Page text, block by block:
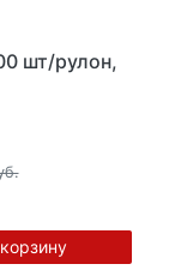
шт/рулон,